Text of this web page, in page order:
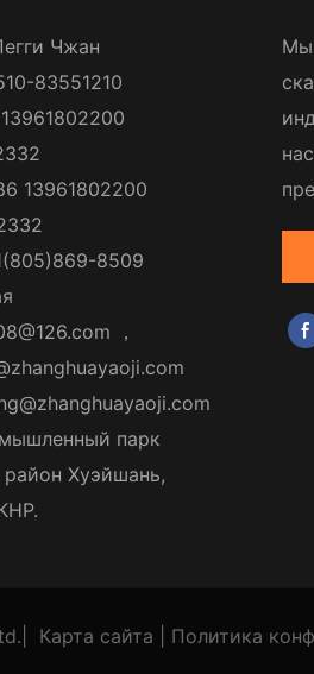
Чжан
83551210
13961802200
8509
，
парк
Хуэйшань,
Мы
Карта сайта Политика